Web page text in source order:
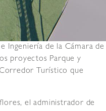
Ingeniería de la Cámara de
proyectos Parque y
Turístico que
el administrador de